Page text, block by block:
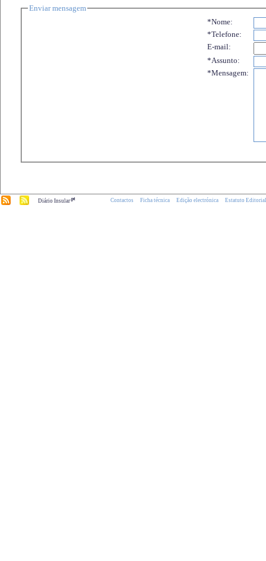
Enviar mensagem
*Nome:
*Telefone:
E-mail:
*Assunto:
*Mensagem:
Diário Insular.pt Contactos Ficha técnica Edição electrónica Estatuto Editorial